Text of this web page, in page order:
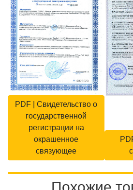
PDF | Свидетельство о
государственной
регистрации на
окрашенное
связующее